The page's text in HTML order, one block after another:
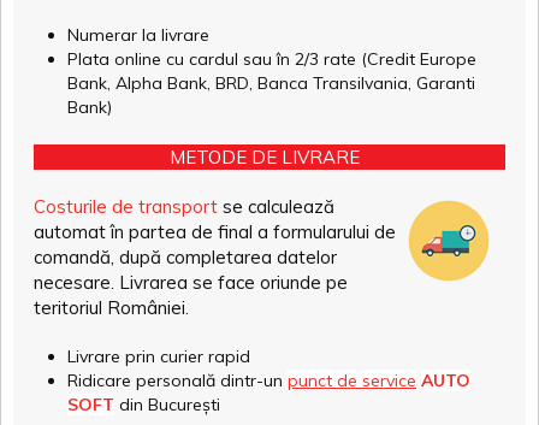
Numerar la livrare
Plata online cu cardul sau în 2/3 rate (Credit Europe
Bank, Alpha Bank, BRD, Banca Transilvania, Garanti
Bank)
METODE DE LIVRARE
Costurile de transport se calculează
automat în partea de final a formularului de
comandă, după completarea datelor
necesare. Livrarea se face oriunde pe
teritoriul României.
Livrare prin curier rapid
Ridicare personală dintr-un punct de service AUTO
SOFT din București